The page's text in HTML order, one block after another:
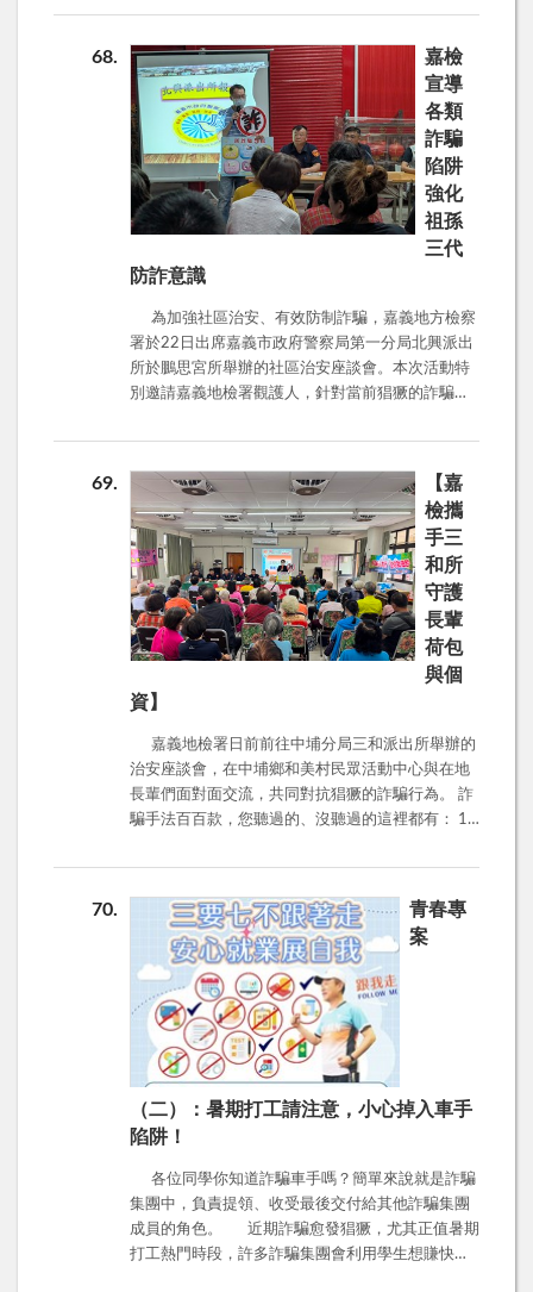
資、帳號、密碼都不要輕易填寫！ 本次座談會
在熱烈的交流與民眾積極參與下圓滿結束，展現警
方與社區聯手守護治安、共同防詐的決心。
何保護自己與家人，遠離詐騙陷阱。 根據警政署
「打詐儀表板」6月份的統計，全台共發生 16,388
件詐騙案，造成財損高達 89億1,509.1萬元。前五
大詐騙手法分別為： 假投資詐騙 網路購物詐騙 假
買家騙賣家 假交友投資詐騙 假交友徵婚詐騙 林主
任特別指出，近期台中豐原發生一家五口因「黃金
代購詐騙」輕生的悲劇，新北汐止亦有一對夫妻因
投資損失250萬元而走上絕路。詐騙不僅令人傾家
蕩產，甚至家破人亡，實在令人痛心。 這些投資
詐騙多採取「養、套、殺」的步驟，從博取信任開
始，逐步誘導受害人投入資金，最後一舉斂財。林
網路上的所謂投資老師或陌生邀約。 現場也傳授
防詐「三字訣」- 📌 冷靜：不要被高獲利、高回報
沖昏頭 📌 查證：多問、多查，可諮詢165反詐專線
📌 打165：發現可疑情況，立即撥打165求證 本
深入教友心中，也再次呼籲大家：提高警覺、主動
查證、守住荷包，就是守住家庭的幸福與平安。
68
嘉檢
宣導
各類
詐騙
陷阱
強化
祖孫
三代
防詐意識
為加強社區治安、有效防制詐騙，嘉義地方檢察
署於22日出席嘉義市政府警察局第一分局北興派出
所於鵬思宮所舉辦的社區治安座談會。本次活動特
別邀請嘉義地檢署觀護人，針對當前猖獗的詐騙手
並呼籲與會長輩將反詐騙知識帶回家庭，提醒家中
年輕一輩也要慎防暑期打工及個人資料詐騙。 座
談會上，嘉義地檢署的觀護人以生動活潑的方式，
結合實際案例，詳細剖析了各種常見的投資詐騙手
法。觀護人提醒在場的長輩們，詐騙集團經常利用
高報酬、穩賺不賠的口號，引誘受害者投入資金。
他們可能會假冒知名企業、銀行或投資專家，透過
LINE、臉書等社群軟體或電話進行接觸，甚至誘騙
長輩加入假投資群組，營造賺錢的假象，最終讓受
害者血本無歸。 觀護人特別強調，民眾務必記住
「高報酬伴隨高風險」的原則，對於來路不明的投
息，不隨意點擊可疑連結，更不要將個人金融資料
（如銀行帳號、密碼）提供給任何人。遇到任何可
疑情況，應立即撥打「165反詐騙諮詢專線」或
「110報案專線」查證。 除了老年投資詐騙外，
下扎根，向家中的孫子女和子女進行宣導，提醒他
們在暑期打工時務必提高警覺。詐騙集團常利用學
生暑期求職心切的心理，以「高薪輕鬆」等誘惑，
要求提供銀行帳戶、身分證件等個人資料，最終卻
成為詐騙集團的人頭帳戶或被利用進行不法行為。
此外，觀護人也提醒年輕族群，在網路時代個人
資料的保護至關重要。不隨意在社群媒體上公開過
多個人資訊，不輕易相信來路不明的抽獎、貸款訊
息，更不要點擊陌生連結或掃描可疑QR Code，以
義市政府警察局第一分局北興派出所再次提醒民
眾，唯有提高警覺、多方查證，才能有效遏止詐騙
歪風。若對任何訊息存疑，請務必循官方管道查
證，或撥打反詐騙專線尋求協助。
69
【嘉
檢攜
手三
和所
守護
長輩
荷包
與個
資】
嘉義地檢署日前前往中埔分局三和派出所舉辦的
治安座談會，在中埔鄉和美村民眾活動中心與在地
長輩們面對面交流，共同對抗猖獗的詐騙行為。 詐
騙手法百百款，您聽過的、沒聽過的這裡都有： 1.
訊。 5.假冒公務機關。 不只錢，個資也有價： 1.
不隨便填資料。 2.網路借貸、應徵工作不交出存
摺、印章、密碼。 3.留意孩子暑期打工，小心被騙
當車手、人頭帳戶。 遇到可疑電話或訊息請立
刻： 打165反詐騙專線。 110報警。 就近洽詢派出
所。 嘉義地檢署 關心您
70
青春專
案
（二）：暑期打工請注意，小心掉入車手
陷阱！
各位同學你知道詐騙車手嗎？簡單來說就是詐騙
集團中，負責提領、收受最後交付給其他詐騙集團
成員的角色。 近期詐騙愈發猖獗，尤其正值暑期
打工熱門時段，許多詐騙集團會利用學生想賺快錢